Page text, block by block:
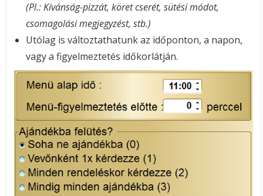
(Pl.: Kívánság-pizzát, köret cserét, sütési módot,
csomagolási megjegyzést, stb.)
Utólag is változtathatunk az időponton, a napon,
vagy a figyelmeztetés időkorlátján.